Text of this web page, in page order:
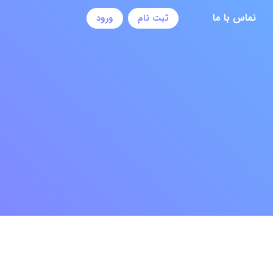
تماس با ما ثبت نام ورود